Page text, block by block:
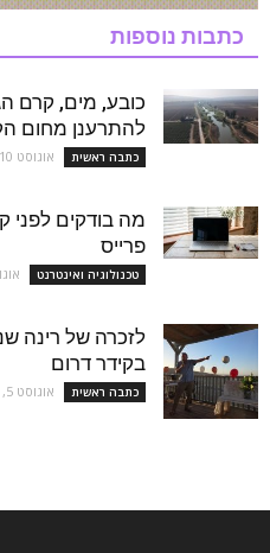
כתבות נוספות
כובע, מים, קרם
להתרענן מחום
כתבה ראשית אוגוסט 10, 2026
מה בודקים לפני
פרייס
טכנולוגיה ואינטרנט
לזכרה של רינה
בקידר דרום
כתבה ראשית אוגוסט 5, 2026